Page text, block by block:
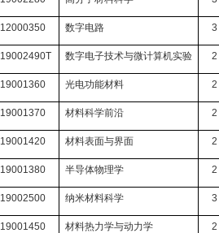
12000350 数字电路 3
19002490T 数字电子技术与微计算机实验 2
19001360 光电功能材料 2
19001370 材料科学前沿 2
19001420 材料表面与界面 2
19001380 半导体物理学 2
19002500 纳米材料科学 3
19001450 材料热力学与动力学 2